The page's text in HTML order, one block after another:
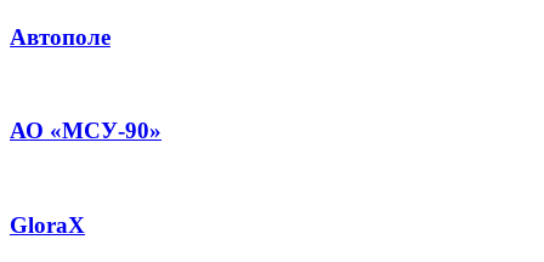
Автополе
АО «МСУ-90»
GloraX